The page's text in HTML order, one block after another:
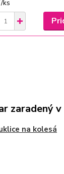
/ks
zaradený
na kolesá